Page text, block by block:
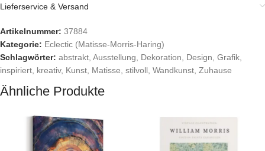
Lieferservice & Versand
Artikelnummer: 37884
Kategorie: Eclectic (Matisse-Morris-Haring)
Schlagwörter: abstrakt Ausstellung Dekoration Design Grafik
inspiriert kreativ, Kunst Matisse stilvoll Wandkunst Zuhause
Ähnliche Produkte